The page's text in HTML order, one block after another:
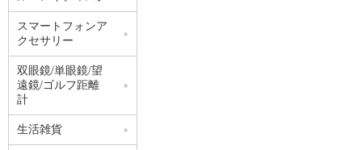
スマートフォンア
クセサリー
双眼鏡/単眼鏡/望
遠鏡/ゴルフ距離
計
生活雑貨